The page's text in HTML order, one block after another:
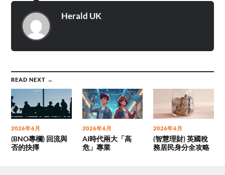
Herald UK
READ NEXT →
2026年6月
(BNO專欄) 回流與
否的抉擇
2026年6月
AI時代兩大「高
危」專業
2026年6月
(智慧理財) 英國稅
務居民身分全攻略